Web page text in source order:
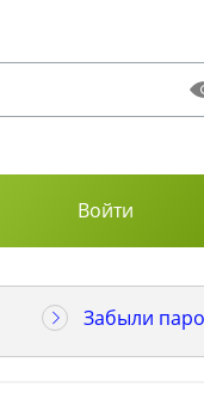
Забыли